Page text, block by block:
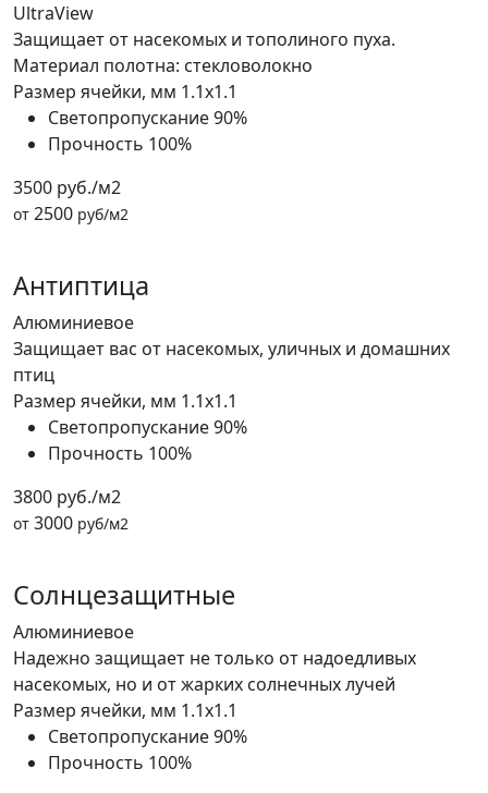
UltraView
Защищает от насекомых и тополиного пуха.
Материал полотна: стекловолокно
Размер ячейки, мм 1.1x1.1
Светопропускание90%
Прочность 100%
3500 руб./м2
от 2500 руб/м2
Антиптица
Алюминиевое
Защищает вас от насекомых, уличных и домашних
птиц
Размер ячейки, мм 1.1x1.1
Светопропускание90%
Прочность 100%
3800 руб./м2
от 3000 руб/м2
Солнцезащитные
Алюминиевое
Надежно защищает не только от надоедливых
насекомых, но и от жарких солнечных лучей
Размер ячейки, мм 1.1x1.1
Светопропускание90%
Прочность 100%